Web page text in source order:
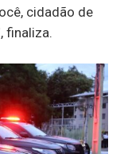
cidadão de
finaliza.